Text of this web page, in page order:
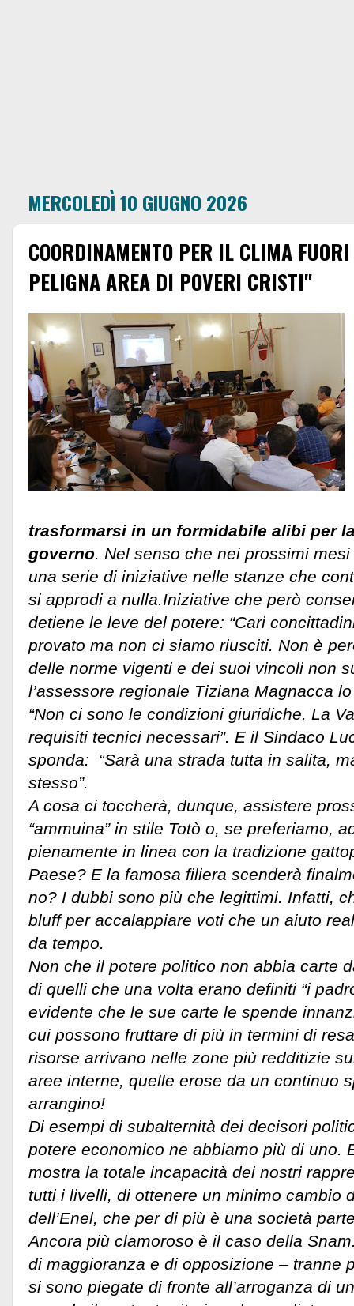
MERCOLEDÌ 10 GIUGNO 2026
COORDINAMENTO PER IL CLIMA
PELIGNA AREA DI POVERI CRISTI"
trasformarsi in un formidabile alibi per
governo . Nel senso che nei prossimi
una serie di iniziative nelle stanze che
si approdi a nulla. Iniziative che però
detiene le leve del potere: “Cari
provato ma non ci siamo riusciti. Non è
delle norme vigenti e dei suoi vincoli non
l’assessore regionale Tiziana Magnacca
“Non ci sono le condizioni giuridiche. La
requisiti tecnici necessari”. E il Sindaco
sponda: “Sarà una strada tutta in salita,
stesso”.
A cosa ci toccherà, dunque, assistere
“ammuina” in stile Totò o, se preferiamo,
pienamente in linea con la tradizione
Paese? E la famosa filiera scenderà
no? I dubbi sono più che legittimi. Infatti,
bluff per accalappiare voti che un aiuto
da tempo.
Non che il potere politico non abbia carte
di quelli che una volta erano definiti “i
evidente che le sue carte le spende
cui possono fruttare di più in termini di
risorse arrivano nelle zone più redditizie
aree interne, quelle erose da un continuo
arrangino!
Di esempi di subalternità dei decisori
potere economico ne abbiamo più di uno.
mostra la totale incapacità dei nostri
tutti i livelli, di ottenere un minimo cambio
dell’Enel, che per di più è una società
Ancora più clamoroso è il caso della
di maggioranza e di opposizione – tranne
si sono piegate di fronte all’arroganza di